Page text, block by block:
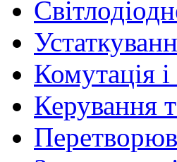
Комутація і
Керування